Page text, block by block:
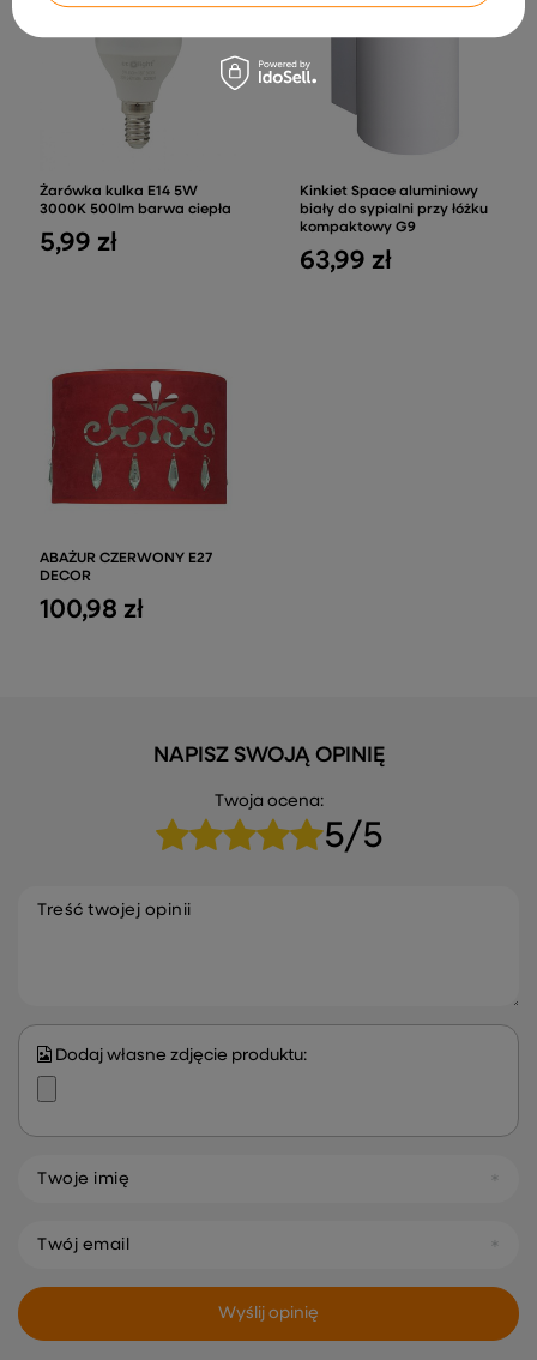
Żarówka kulka E14 5W
3000K 500lm barwa ciepła
5,99 zł
Kinkiet Space aluminiowy
biały do sypialni przy łóżku
kompaktowy G9
63,99 zł
ABAŻUR CZERWONY E27
DECOR
100,98 zł
NAPISZ SWOJĄ OPINIĘ
Twoja ocena:
5/5
Treść twojej opinii
Dodaj własne zdjęcie produktu:
Twoje imię
Twój email
Wyślij opinię